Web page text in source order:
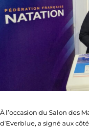
À l’occasion du Salon des
d’Everblue, a signé aux